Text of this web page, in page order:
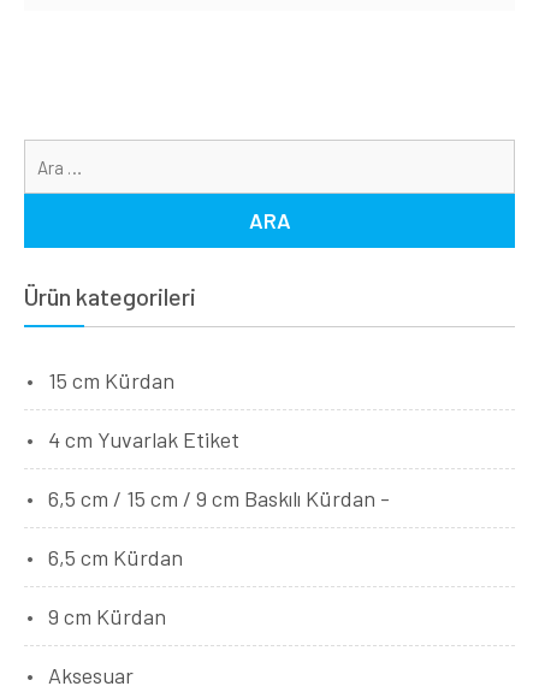
Ürün kategorileri
15 cm Kürdan
4 cm Yuvarlak Etiket
6,5 cm / 15 cm / 9 cm Baskılı Kürdan -
6,5 cm Kürdan
9 cm Kürdan
Aksesuar